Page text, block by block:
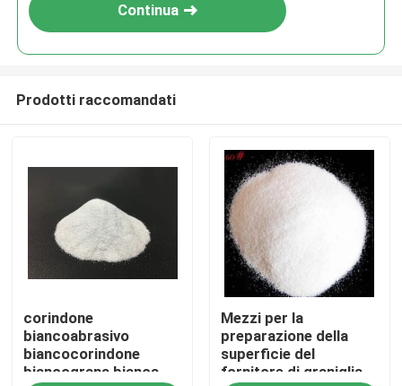
Casa
Prodotti
Chi siamo
Continua
Prodotti raccomandati
corindone
biancoabrasivo
biancocorindone
biancograna bianca
Mezzi per la
preparazione della
superficie del
fornitore di graniglia